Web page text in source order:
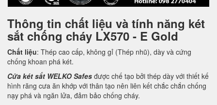
Thông tin chất liệu và tính năng két
sắt chống cháy LX570 - E Gold
Chất liệu: Thép cao cấp, không gỉ (Thép nhũ), dày và cứng
chống khoan phá két.
Cửa két sắt WELKO Safes được chế tạo bởi thép dày với thiết kế
hình răng cưa ăn khớp với thân tạo nên liên kết chắc chắn chống
nạy phá và ngăn lửa, đảm bảo chống cháy.